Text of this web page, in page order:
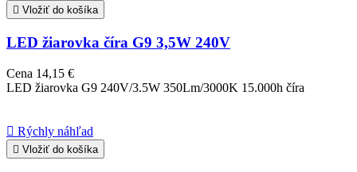
 Vložiť do košíka
LED žiarovka číra G9 3,5W 240V
Cena 14,15 €
LED žiarovka G9 240V/3.5W 350Lm/3000K 15.000h číra
 Rýchly náhľad
 Vložiť do košíka